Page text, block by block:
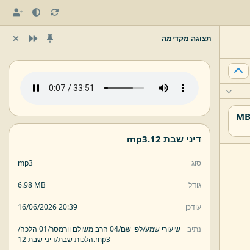
תצוגה מקדימה
דיני שבת 12. mp3
סוג mp3
גודל 6.98 MB
עודכן 16/06/2026 20:39
נתיב שיעורי שמע/לפי שם/04 הרב משולם וורמסר/
01 הלכה/
הלכות שבת/דיני שבת 12.mp3